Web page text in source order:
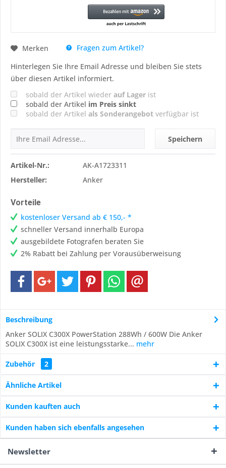
Merken
Fragen zum Artikel?
Hinterlegen Sie Ihre Email Adresse und bleiben Sie stets
über diesen Artikel informiert.
sobald der Artikel wieder auf Lager ist
sobald der Artikel im Preis sinkt
sobald der Artikel als Sonderangebot verfügbar ist
Speichern
Artikel-Nr.:
AK-A1723311
Hersteller:
Anker
Vorteile
kostenloser Versand ab € 150,- *
schneller Versand innerhalb Europa
ausgebildete Fotografen beraten Sie
2% Rabatt bei Zahlung per Vorausüberweisung
Beschreibung
Anker SOLIX C300X PowerStation 288Wh / 600W Die Anker
SOLIX C300X ist eine leistungsstarke... mehr
Zubehör 2
Ähnliche Artikel
Kunden kauften auch
Kunden haben sich ebenfalls angesehen
Newsletter